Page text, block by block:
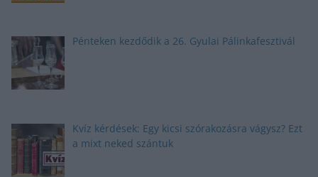
Pénteken kezdődik a 26. Gyulai Pálinkafesztivál
Kvíz kérdések: Egy kicsi szórakozásra vágysz? Ezt
a mixt neked szántuk